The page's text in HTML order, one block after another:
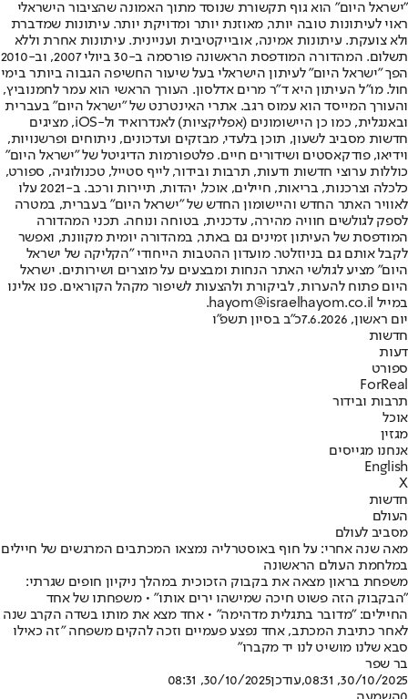
"ישראל היום" הוא גוף תקשורת שנוסד מתוך האמונה שהציבור הישראלי
ראוי לעיתונות טובה יותר, מאוזנת יותר ומדויקת יותר. עיתונות שמדברת
ולא צועקת. עיתונות אמינה, אובייקטיבית ועניינית. עיתונות אחרת וללא
תשלום. המהדורה המודפסת הראשונה פורסמה ב-30 ביולי 2007, וב-2010
הפך "ישראל היום" לעיתון הישראלי בעל שיעור החשיפה הגבוה ביותר בימי
חול. מו"ל העיתון היא ד"ר מרים אדלסון. העורך הראשי הוא עמר לחמנוביץ,
והעורך המייסד הוא עמוס רגב. אתרי האינטרנט של "ישראל היום" בעברית
ובאנגלית, כמו כן היישומונים (אפליקציות) לאנדרואיד ול-iOS, מציגים
חדשות מסביב לשעון, תוכן בלעדי, מבזקים ועדכונים, ניתוחים ופרשנויות,
וידיאו, פודקאסטים ושידורים חיים. פלטפורמות הדיגיטל של "ישראל היום"
כוללות ערוצי חדשות ודעות, תרבות ובידור, לייף סטייל, טכנולוגיה, ספורט,
כלכלה וצרכנות, בריאות, חיילים, אוכל, יהדות, תיירות ורכב. ב-2021 עלו
לאוויר האתר החדש והיישומון החדש של "ישראל היום" בעברית, במטרה
לספק לגולשים חוויה מהירה, עדכנית, בטוחה ונוחה. תכני המהדורה
המודפסת של העיתון זמינים גם באתר, במהדורה יומית מקוונת, ואפשר
לקבל אותם גם בניוזלטר. מועדון ההטבות הייחודי "הקליקה של ישראל
היום" מציע לגולשי האתר הנחות ומבצעים על מוצרים ושירותים. ישראל
היום פתוח להערות, לביקורת ולהצעות לשיפור מקהל הקוראים. פנו אלינו
במייל hayom@israelhayom.co.il.
יום ראשון, 7.6.2026
כ"ב בסיון תשפ"ו
חדשות
דעות
ספורט
ForReal
תרבות ובידור
אוכל
מגזין
אנחנו מגייסים
English
X
חדשות
העולם
מסביב לעולם
מאה שנה אחרי: על חוף באוסטרליה נמצאו המכתבים המרגשים של חיילים
במלחמת העולם הראשונה
משפחת בראון מצאה את בקבוק הזכוכית במהלך ניקיון חופים שגרתי:
"הבקבוק הזה פשוט חיכה שמישהו ירים אותו" • משפחתו של אחד
החיילים: "מדובר בתגלית מדהימה" • אחד מצא את מותו בשדה הקרב שנה
לאחר כתיבת המכתב, אחד נפצע פעמיים וזכה להקים משפחה "זה כאילו
סבא שלנו מושיט לנו יד מקברו"
בר שפר
30/10/2025, 08:31
,עודכן30/10/2025, 08:31